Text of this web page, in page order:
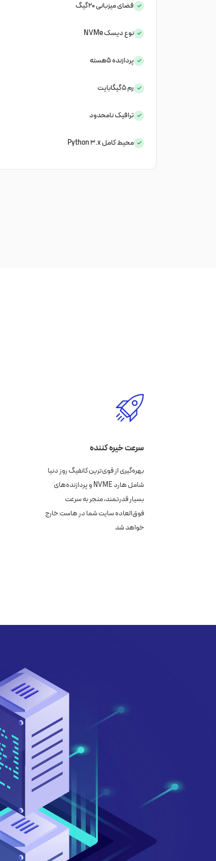
فضای میزبانی20گیگ
نوع دیسکNVMe
پردازنده5هسته
رم5گیگابایت
ترافیکنامحدود
محیط کامل Python 3.x
سرعت خیره کننده
بهره‌گیری از قوی‌ترین کانفیگ روز دنیا
شامل هارد NVME و پردازنده‌های
بسیار قدرتمند، منجر به سرعت
فوق‌العاده سایت شما در هاست خارج
خواهد شد